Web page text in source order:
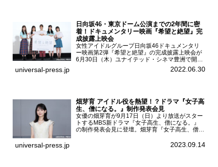
日向坂46・東京ドーム公演までの2年間に密
着！ドキュメンタリー映画『希望と絶望』完
成披露上映会
女性アイドルグループ日向坂46ドキュメンタリ
ー映画第2弾『希望と絶望』の完成披露上映会が
6月30日（木）ユナイテッド・シネマ豊洲で開催
され、日向坂46メンバーの加藤史帆、齊藤京
子、佐々木久美、富田鈴花、松田好花の5人が登
universal-press.jp 2022.06.30
畑芽育 アイドル役を熱望！？ドラマ『女子高
生、僧になる。』制作発表会見
女優の畑芽育が9月17日（日）より放送がスター
トするMBS新ドラマ『女子高生、僧になる。』
の制作発表会見に登壇。畑芽育『女子高生、僧に
ーについて「下白石麦は頭にビックリマークと、
universal-press.jp 2023.09.14